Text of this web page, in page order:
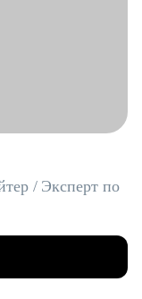
/ Эксперт по